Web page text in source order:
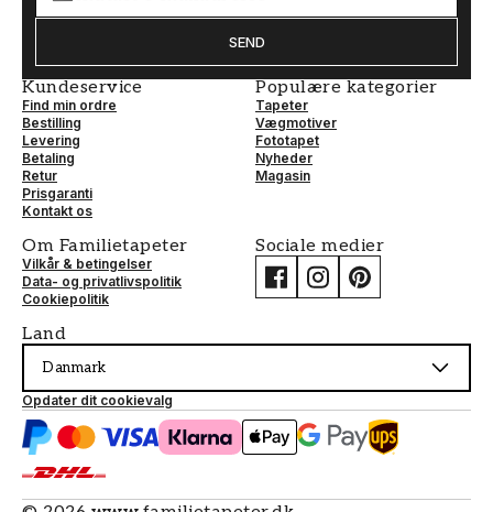
SEND
Kundeservice
Find min ordre
Bestilling
Levering
Betaling
Retur
Prisgaranti
Kontakt os
Populære kategorier
Tapeter
Vægmotiver
Fototapet
Nyheder
Magasin
Om Familietapeter
Vilkår & betingelser
Data- og privatlivspolitik
Cookiepolitik
Sociale medier
Land
Danmark
Opdater dit cookievalg